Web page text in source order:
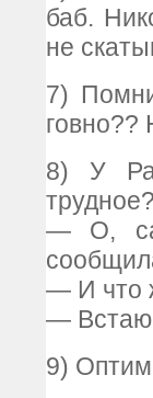
баб.
не
7)
говно??
8) У
— О,
— И что
— Встаю
9)